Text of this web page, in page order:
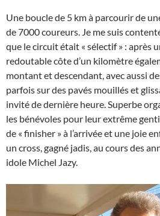
Une boucle de 5 km à parcourir de
de 7000 coureurs. Je me suis
que le circuit était « sélectif » : après
redoutable côte d’un kilomètre
montant et descendant, avec aussi
parfois sur des pavés mouillés et
invité de dernière heure. Superbe
les bénévoles pour leur extrême
de « finisher » à l’arrivée et une joie
un cross, gagné jadis, au cours des
idole Michel Jazy.